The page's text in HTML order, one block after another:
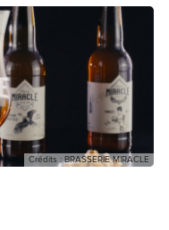
Crédits : BRASSERIE MIRACLE